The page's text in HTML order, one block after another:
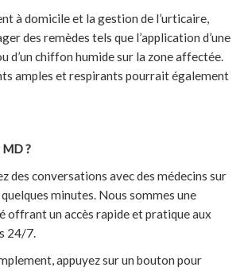
à domicile et la gestion de l’urticaire,
des remèdes tels que l’application d’une
d’un chiffon humide sur la zone affectée.
amples et respirants pourrait également
MD ?
des conversations avec des médecins sur
minutes. Nous sommes une
offrant un accès rapide et pratique aux
24/7.
appuyez sur un bouton pour